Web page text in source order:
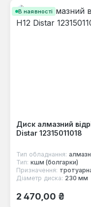
В наявності
Диск алмазний
Distar 12315011018
Тип обладнання:
Тип: кшм (болгарки)
Призначення:
Діаметр диска: 230 мм
Звичайна ціна:
2 470,00 ₴